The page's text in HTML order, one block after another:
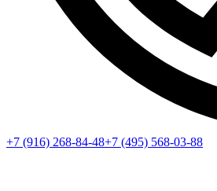
+7 (916) 268-84-48+7 (495) 568-03-88